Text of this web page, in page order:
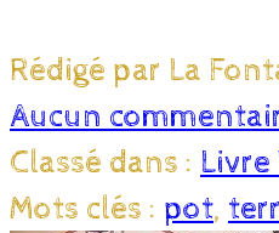
Rédigé par La
Aucun
Classé dans : Livre
Mots clés : pot,